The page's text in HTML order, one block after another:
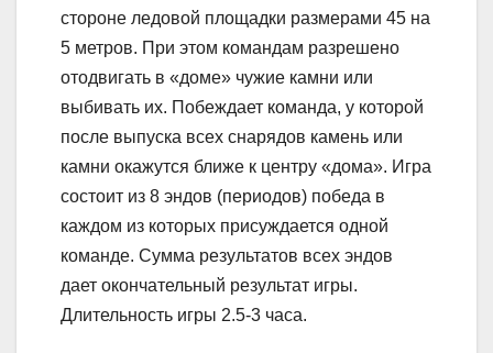
стороне ледовой площадки размерами 45 на
5 метров. При этом командам разрешено
отодвигать в «доме» чужие камни или
выбивать их. Побеждает команда, у которой
после выпуска всех снарядов камень или
камни окажутся ближе к центру «дома». Игра
состоит из 8 эндов (периодов) победа в
каждом из которых присуждается одной
команде. Сумма результатов всех эндов
дает окончательный результат игры.
Длительность игры 2.5-3 часа.